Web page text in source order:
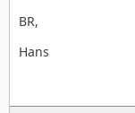
BR,
Hans